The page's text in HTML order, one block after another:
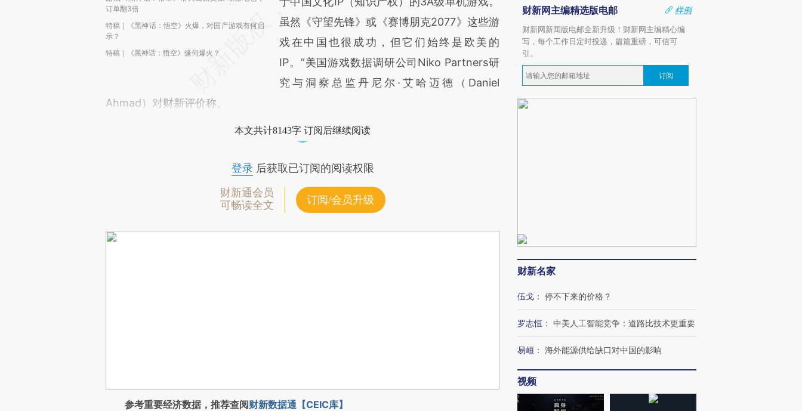
订单翻3倍
特稿｜《黑神话：悟空》火爆，对国产游戏有何启
示？
特稿｜《黑神话：悟空》缘何爆火？
虽然《守望先锋》或《赛博朋克2077》这些游
戏在中国也很成功，但它们始终是欧美的
IP。”美国游戏数据调研公司Niko Partners研
究与洞察总监丹尼尔·艾哈迈德（Daniel
Ahmad）对财新评价称。
本文共计8143字 订阅后继续阅读
登录后获取已订阅的阅读权限
财新通会员
可畅读全文
订阅/会员升级
参考重要经济数据，推荐查阅财新数据通【CEIC库】
财新网主编精选版电邮
样例
财新网新闻版电邮全新升级！财新网主编精心编
写，每个工作日定时投递，篇篇重磅，可信可
引。
订阅
财新名家
伍戈 ： 停不下来的价格？
罗志恒 ： 中美人工智能竞争：道路比技术更重要
易峘 ： 海外能源供给缺口对中国的影响
视频